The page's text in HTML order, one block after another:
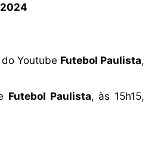
Youtube Futebol Paulista,
Futebol Paulista, às 15h15,